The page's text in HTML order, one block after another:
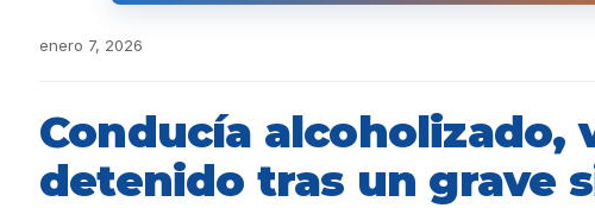
enero 7, 2026
Conducía alcoholizado,
detenido tras un grave